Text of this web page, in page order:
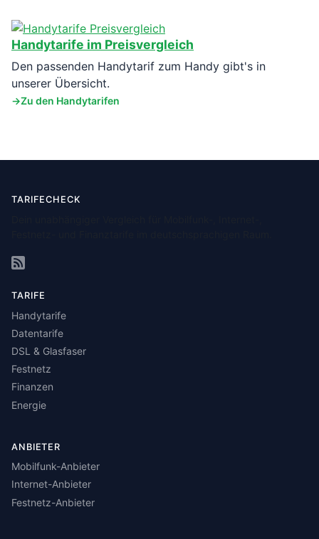
Handytarife im Preisvergleich
Den passenden Handytarif zum Handy gibt's in
unserer Übersicht.
Zu den Handytarifen
TARIFECHECK
TARIFE
Handytarife
Datentarife
DSL & Glasfaser
Festnetz
Finanzen
Energie
ANBIETER
Mobilfunk-Anbieter
Internet-Anbieter
Festnetz-Anbieter